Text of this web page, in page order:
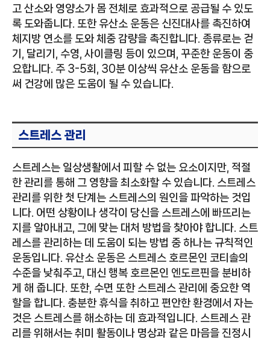
고 산소와 영양소가 몸 전체로 효과적으로 공급될 수 있도
록 도와줍니다. 또한 유산소 운동은 신진대사를 촉진하여
체지방 연소를 도와 체중 감량을 촉진합니다. 종류로는 걷
기, 달리기, 수영, 사이클링 등이 있으며, 꾸준한 운동이 중
요합니다. 주 3-5회, 30분 이상씩 유산소 운동을 함으로
써 건강에 많은 도움이 될 수 있습니다.
스트레스 관리
스트레스는 일상생활에서 피할 수 없는 요소이지만, 적절
한 관리를 통해 그 영향을 최소화할 수 있습니다. 스트레스
관리를 위한 첫 단계는 스트레스의 원인을 파악하는 것입
니다. 어떤 상황이나 생각이 당신을 스트레스에 빠뜨리는
지를 알아내고, 그에 맞는 대처 방법을 찾아야 합니다. 스트
레스를 관리하는 데 도움이 되는 방법 중 하나는 규칙적인
운동입니다. 유산소 운동은 스트레스 호르몬인 코티솔의
수준을 낮춰주고, 대신 행복 호르몬인 엔도르핀을 분비하
게 해 줍니다. 또한, 수면 또한 스트레스 관리에 중요한 역
할을 합니다. 충분한 휴식을 취하고 편안한 환경에서 자는
것은 스트레스를 해소하는 데 효과적입니다. 스트레스 관
리를 위해서는 취미 활동이나 명상과 같은 마음을 진정시